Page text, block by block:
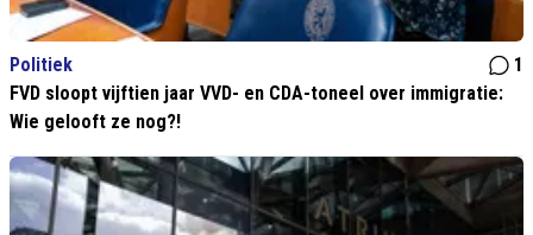
Politiek
1
FVD sloopt vijftien jaar VVD- en CDA-toneel over immigratie:
Wie gelooft ze nog?!